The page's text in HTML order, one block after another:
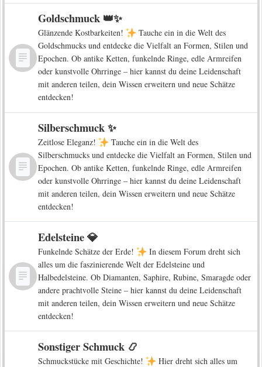
Goldschmuck 👑✨
Glänzende Kostbarkeiten!
Tauche ein in die Welt des
Goldschmucks und entdecke die Vielfalt an Formen, Stilen und
Epochen. Ob antike Ketten, funkelnde Ringe, edle Armreifen
oder kunstvolle Ohrringe – hier kannst du deine Leidenschaft
mit anderen teilen, dein Wissen erweitern und neue Schätze
entdecken!
Silberschmuck ✨
Zeitlose Eleganz!
Tauche ein in die Welt des
Silberschmucks und entdecke die Vielfalt an Formen, Stilen und
Epochen. Ob antike Ketten, funkelnde Ringe, edle Armreifen
oder kunstvolle Ohrringe – hier kannst du deine Leidenschaft
mit anderen teilen, dein Wissen erweitern und neue Schätze
entdecken!
Edelsteine 💎
Funkelnde Schätze der Erde!
In diesem Forum dreht sich
alles um die faszinierende Welt der Edelsteine und
Halbedelsteine. Ob Diamanten, Saphire, Rubine, Smaragde oder
andere prachtvolle Steine – hier kannst du deine Leidenschaft
mit anderen teilen, dein Wissen erweitern und neue Schätze
entdecken!
Sonstiger Schmuck 📿
Schmuckstücke mit Geschichte!
Hier dreht sich alles um